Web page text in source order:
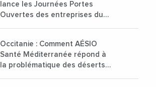
lance les Journées Portes
Ouvertes des entreprises du
Occitanie : Comment AÉSIO
Santé Méditerranée répond à
la problématique des déserts